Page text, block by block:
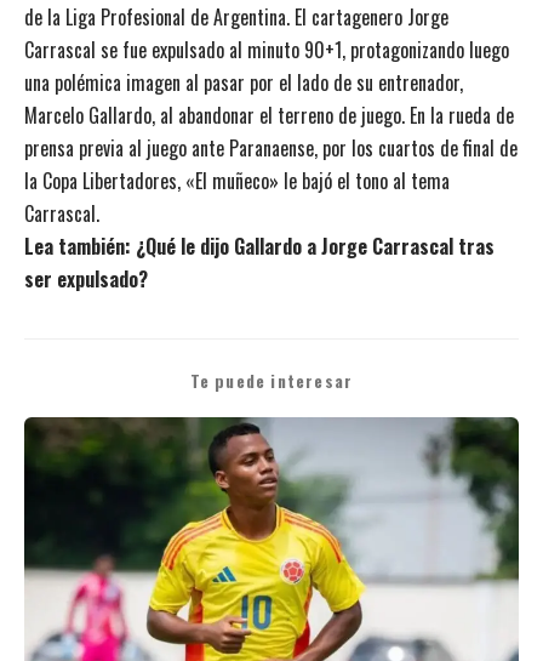
de la Liga Profesional de Argentina. El cartagenero Jorge
Carrascal se fue expulsado al minuto 90+1, protagonizando luego
una polémica imagen al pasar por el lado de su entrenador,
Marcelo Gallardo, al abandonar el terreno de juego. En la rueda de
prensa previa al juego ante Paranaense, por los cuartos de final de
la Copa Libertadores, «El muñeco» le bajó el tono al tema
Carrascal.
Lea también: ¿Qué le dijo Gallardo a Jorge Carrascal tras
ser expulsado?
Te puede interesar